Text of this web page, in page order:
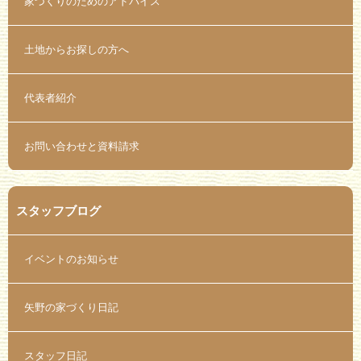
土地からお探しの方へ
代表者紹介
お問い合わせと資料請求
スタッフブログ
イベントのお知らせ
矢野の家づくり日記
スタッフ日記